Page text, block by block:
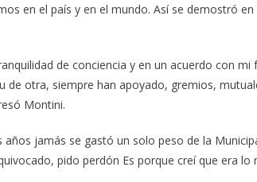
en el país y en el mundo. Así se demostró
de conciencia y en un acuerdo con mi
de otra, siempre han apoyado, gremios,
Montini.
jamás se gastó un solo peso de la
pido perdón Es porque creí que era lo